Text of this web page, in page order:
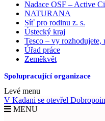
Nadace OSF – Active
NATURANA
Síť pro rodinu z. s.
Ústecký kraj
Tesco – vy rozhodujete,
Úřad práce
Zeměkvět
Spolupracující organizace
Levé menu
V Kadani se otevřel
MENU